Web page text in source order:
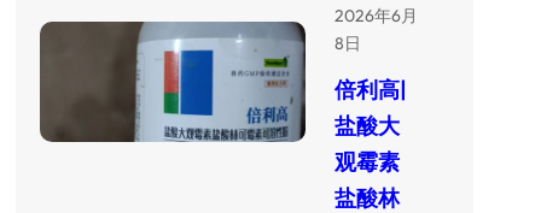
2026年6月
8日
倍利高|
盐酸大
观霉素
盐酸林